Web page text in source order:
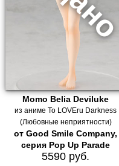
Momo Belia Deviluke
из аниме To LOVEru Darkness
(Любовные неприятности)
от Good Smile Company,
серия Pop Up Parade
5590 руб.